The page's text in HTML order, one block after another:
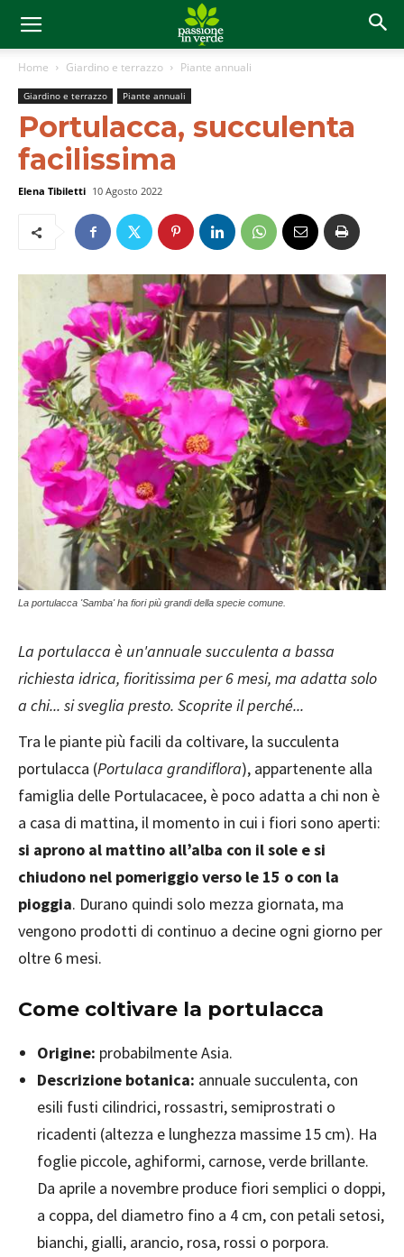
Home Giardino e terrazzo Piante annuali
Giardino e terrazzo Piante annuali
Portulacca, succulenta
facilissima
Elena Tibiletti 10 Agosto 2022
La portulacca 'Samba' ha fiori più grandi della specie comune.
La portulacca è un'annuale succulenta a bassa
richiesta idrica, fioritissima per 6 mesi, ma adatta solo
a chi... si sveglia presto. Scoprite il perché...
Tra le piante più facili da coltivare, la succulenta
portulacca (Portulaca grandiflora), appartenente alla
famiglia delle Portulacacee, è poco adatta a chi non è
a casa di mattina, il momento in cui i fiori sono aperti:
si aprono al mattino all’alba con il sole e si
chiudono nel pomeriggio verso le 15 o con la
pioggia. Durano quindi solo mezza giornata, ma
vengono prodotti di continuo a decine ogni giorno per
oltre 6 mesi.
Come coltivare la portulacca
Origine: probabilmente Asia.
Descrizione botanica: annuale succulenta, con
esili fusti cilindrici, rossastri, semiprostrati o
ricadenti (altezza e lunghezza massime 15 cm). Ha
foglie piccole, aghiformi, carnose, verde brillante.
Da aprile a novembre produce fiori semplici o doppi,
a coppa, del diametro fino a 4 cm, con petali setosi,
bianchi, gialli, arancio, rosa, rossi o porpora.